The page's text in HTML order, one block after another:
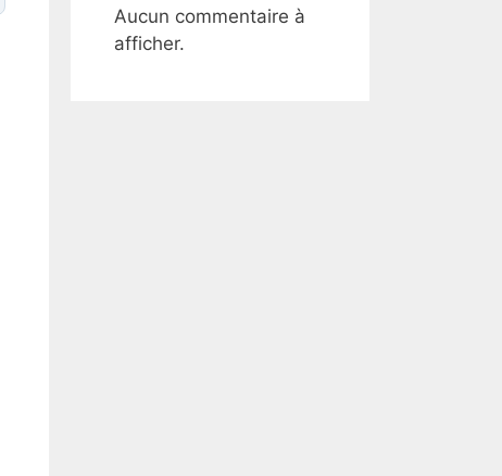
Aucun commentaire à
afficher.